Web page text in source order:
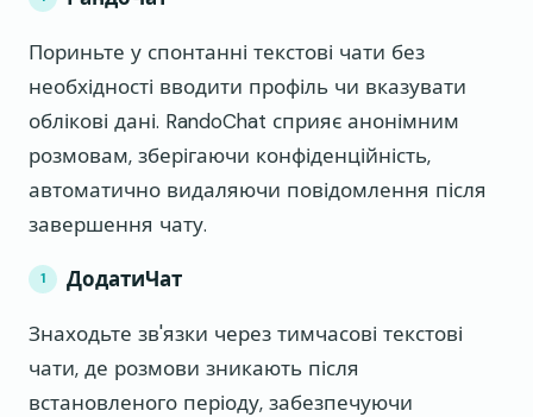
Пориньте у спонтанні текстові чати без
необхідності вводити профіль чи вказувати
облікові дані. RandoChat сприяє анонімним
розмовам, зберігаючи конфіденційність,
автоматично видаляючи повідомлення після
завершення чату.
ДодатиЧат
Знаходьте зв'язки через тимчасові текстові
чати, де розмови зникають після
встановленого періоду, забезпечуючи